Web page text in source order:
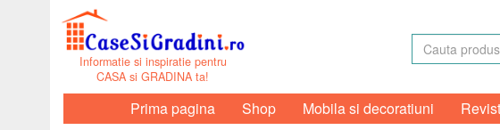
Informatie si inspiratie pentru
CASA si GRADINA ta!
Prima pagina Shop Mobila si decoratiuni